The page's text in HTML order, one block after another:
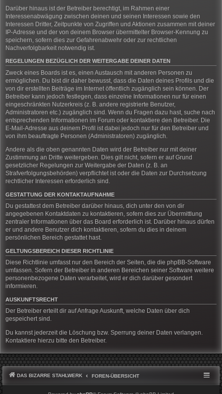
Darüber hinaus ist der Betreiber berechtigt, im Rahmen einer
Interessenabwägung zwischen deinen und seinen Interessen sowie den
Interessen Dritter, Zeitpunkte von Zugriffen und Aktionen zusammen mit deiner
IP-Adresse und der von deinem Browser übermittelter Browser-Kennung zu
speichern, sofern dies zur Gefahrenabwehr oder zur rechtlichen
Nachverfolgbarkeit notwendig ist.
REGELUNGEN BEZÜGLICH DER WEITERGABE DEINER DATEN
Zweck eines Boards ist es, einen Austausch mit anderen Personen zu
ermöglichen. Du bist dir daher bewusst, dass die Daten deines Profils und die
von dir erstellten Beiträge im Internet öffentlich zugänglich sein können. Der
Betreiber kann jedoch festlegen, dass einzelne Informationen nur für einen
eingeschränkten Nutzerkreis (z. B. andere registrierte Benutzer,
Administratoren etc.) zugänglich sind. Wenn du Fragen dazu hast, suche nach
entsprechenden Informationen im Forum oder kontaktiere den Betreiber. Die
E-Mail-Adresse aus deinem Profil ist dabei jedoch nur für den Betreiber und
von ihm beauftragte Personen (Administratoren) zugänglich.
Andere als die oben genannten Daten wird der Betreiber nur mit deiner
Zustimmung an Dritte weitergeben. Dies gilt nicht, sofern er auf Grund
gesetzlicher Regelungen zur Weitergabe der Daten (z. B. an
Strafverfolgungsbehörden) verpflichtet ist oder die Daten zur Durchsetzung
rechtlicher Interessen erforderlich sind.
GESTATTUNG DER KONTAKTAUFNAHME
Du gestattest dem Betreiber darüber hinaus, dich unter den von dir
angegebenen Kontaktdaten zu kontaktieren, sofern dies zur Übermittlung
zentraler Informationen über das Board erforderlich ist. Darüber hinaus dürfen
er und andere Benutzer dich kontaktieren, sofern du dies in deinem
persönlichen Bereich gestattet hast.
GELTUNGSBEREICH DIESER RICHTLINIE
Diese Richtlinie umfasst nur den Bereich der Seiten, die die phpBB-Software
umfassen. Sofern der Betreiber in anderen Bereichen seiner Software weitere
personenbezogene Daten verarbeitet, wird er dich darüber gesondert
informieren.
AUSKUNFTSRECHT
Der Betreiber erteilt dir auf Anfrage Auskunft, welche Daten über dich
gespeichert sind.
Du kannst jederzeit die Löschung bzw. Sperrung deiner Daten verlangen.
Kontaktiere hierzu bitte den Betreiber.
DAS BIZARRE STAHLWERK FOREN-ÜBERSICHT